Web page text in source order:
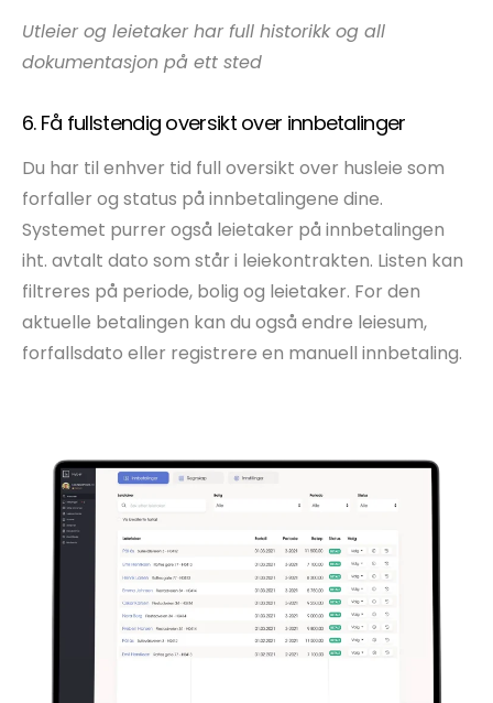
Utleier og leietaker har full historikk og all
dokumentasjon på ett sted
6. Få fullstendig oversikt over innbetalinger
Du har til enhver tid full oversikt over husleie som
forfaller og status på innbetalingene dine.
Systemet purrer også leietaker på innbetalingen
iht. avtalt dato som står i leiekontrakten. Listen kan
filtreres på periode, bolig og leietaker. For den
aktuelle betalingen kan du også endre leiesum,
forfallsdato eller registrere en manuell innbetaling.